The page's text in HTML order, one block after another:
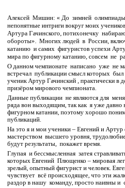
Алексей Мишин: « До зимней олимпиады
непонятные интриги вокруг моих
Артура Гачинского, потихонечку
обороты». Многих людей в России,
катанию и самих фигуристов успехи
мира по фигурному катанию, cовсем не
О данном чемпионате написано уже не
встречал публикации смысл которых был
ученик Артур Гачинский , практически в
призёром мирового чемпионата.
Данные публикации не являются для
ряда вон выходящим, так как я уже
фигурном катании, поэтому хорошо
публикаций.
На это я и мои ученики – Евгений и Артур
мастерством высшего уровня,
будут результаты, покажет время.
Глупая и бессмысленная затея
которых Евгений Плющенко – мировая
зрелый, опытный фигурист и человек.
чувствует всё происходящее, что эти
раздор в нашу команду, просто наивны